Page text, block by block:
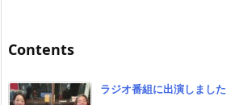
Contents
ラジオ番組に出演しました